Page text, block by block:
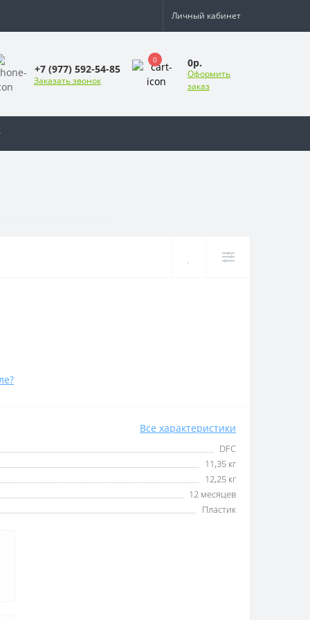
Личный кабинет
+7 (977) 592-54-85
Заказать звонок
0 0р.
Оформить
заказ
Все характеристики
DFC
11,35 кг
12,25 кг
12 месяцев
Пластик